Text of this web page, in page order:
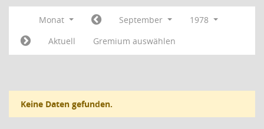
Monat September
1978
Aktuell
Gremium auswählen
Keine Daten gefunden.